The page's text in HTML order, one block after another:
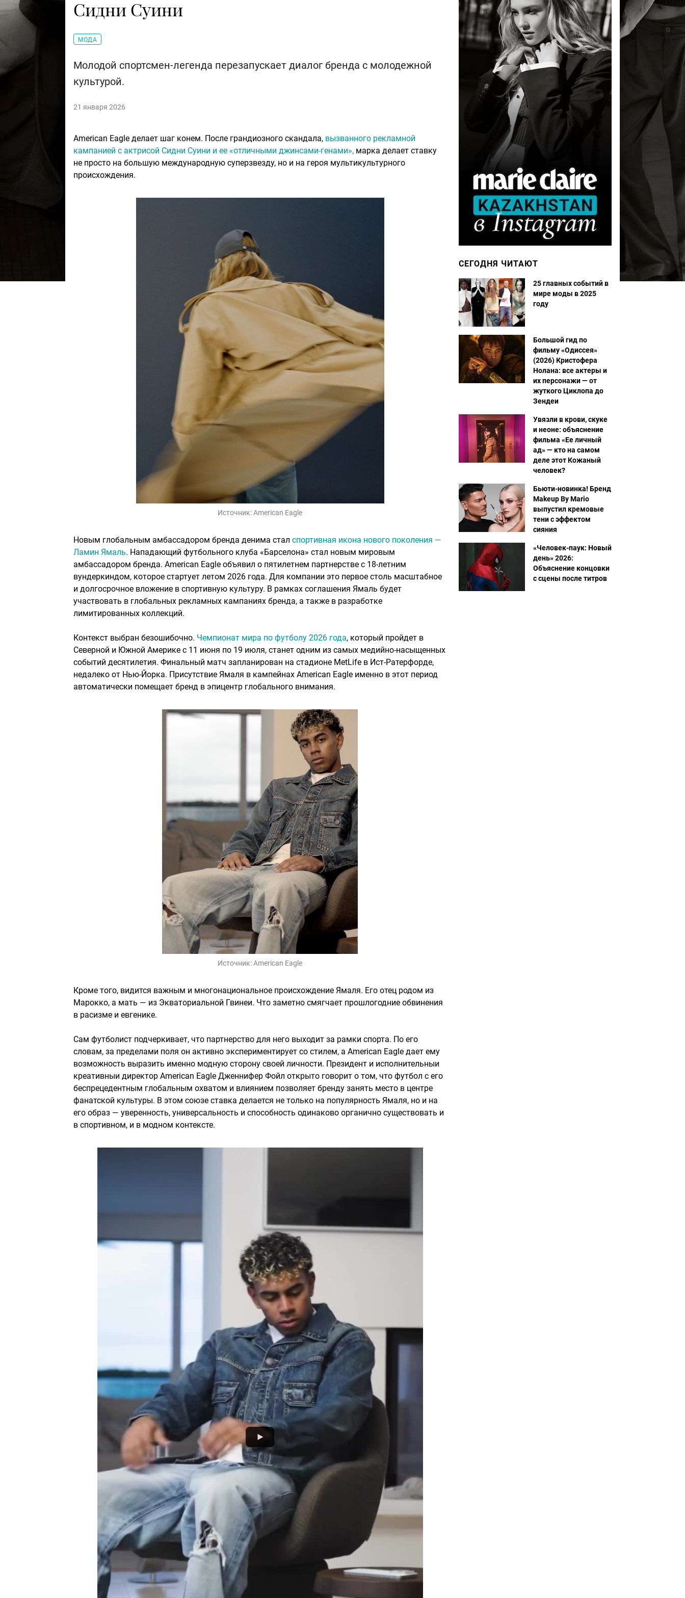
Сидни Суини
МОДА
Молодой спортсмен-легенда перезапускает диалог бренда с молодежной
культурой.
21 января 2026
American Eagle делает шаг конем. После грандиозного скандала, вызванного рекламной
кампанией с актрисой Сидни Суини и ее «отличными джинсами-генами», марка делает ставку
не просто на большую международную суперзвезду, но и на героя мультикультурного
происхождения.
Источник:American Eagle
Новым глобальным амбассадором бренда денима стал спортивная икона нового поколения —
Ламин Ямаль. Нападающий футбольного клуба «Барселона» стал новым мировым
амбассадором бренда. American Eagle объявил о пятилетнем партнерстве с 18-летним
вундеркиндом, которое стартует летом 2026 года. Для компании это первое столь масштабное
и долгосрочное вложение в спортивную культуру. В рамках соглашения Ямаль будет
участвовать в глобальных рекламных кампаниях бренда, а также в разработке
лимитированных коллекций.
Контекст выбран безошибочно. Чемпионат мира по футболу 2026 года, который пройдет в
Северной и Южной Америке с 11 июня по 19 июля, станет одним из самых медийно-насыщенных
событий десятилетия. Финальный матч запланирован на стадионе MetLife в Ист-Ратерфорде,
недалеко от Нью-Йорка. Присутствие Ямаля в кампейнах American Eagle именно в этот период
автоматически помещает бренд в эпицентр глобального внимания.
Источник:American Eagle
Кроме того, видится важным и многонациональное происхождение Ямаля. Его отец родом из
Марокко, а мать — из Экваториальной Гвинеи. Что заметно смягчает прошлогодние обвинения
в расизме и евгенике.
Сам футболист подчеркивает, что партнерство для него выходит за рамки спорта. По его
словам, за пределами поля он активно экспериментирует со стилем, а American Eagle дает ему
возможность выразить именно модную сторону своей личности. Президент и исполнительныи
креативныи директор American Eagle Дженнифер Фойл открыто говорит о том, что футбол с его
беспрецедентным глобальным охватом и влиянием позволяет бренду занять место в центре
фанатской культуры. В этом союзе ставка делается не только на популярность Ямаля, но и на
его образ — уверенность, универсальность и способность одинаково органично существовать и
в спортивном, и в модном контексте.
СЕГОДНЯ ЧИТАЮТ
25 главных событий в
мире моды в 2025
году
Большой гид по
фильму «Одиссея»
(2026) Кристофера
Нолана: все актеры и
их персонажи — от
жуткого Циклопа до
Зендеи
Увязли в крови, скуке
и неоне: объяснение
фильма «Ее личный
ад» — кто на самом
деле этот Кожаный
человек?
Бьюти-новинка! Бренд
Makeup By Mario
выпустил кремовые
тени с эффектом
сияния
«Человек-паук: Новый
день» 2026:
Объяснение концовки
с сцены после титров